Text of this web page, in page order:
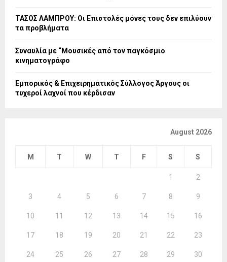
ΤΑΣΟΣ ΛΑΜΠΡΟΥ: Οι Επιστολές μόνες τους δεν επιλύουν
τα προβλήματα
Συναυλία με “Μουσικές από τον παγκόσμιο
κινηματογράφο
Εμπορικός & Επιχειρηματικός Σύλλογος Άργους οι
τυχεροί λαχνοί που κέρδισαν
August 2026
M T W T F S S
1 2
3 4 5 6 7 8 9
10 11 12 13 14 15 16
17 18 19 20 21 22 23
24 25 26 27 28 29 30